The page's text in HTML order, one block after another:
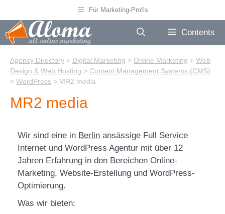
to
content
Für Marketing-Profis
Contents
Agency Directory > Digital Marketing > Online Marketing > Web
Design & Web Hosting > Content Management Systems (CMS)
> WordPress > MR2 media
MR2 media
Wir sind eine in Berlin ansässige Full Service
Internet und WordPress Agentur mit über 12
Jahren Erfahrung in den Bereichen Online-
Marketing, Website-Erstellung und WordPress-
Optimierung.
Was wir bieten: